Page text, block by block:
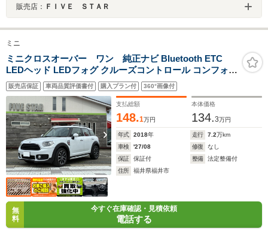
販売店： ＦＩＶＥ ＳＴＡＲ
ミニ
ミニクロスオーバー ワン 純正ナビ Bluetooth ETC
LEDヘッド LEDフォグ クルーズコントロール コンフォー
トアクセス 社外アルミ
販売店保証 車両品質評価書付 購入プラン付 360°画像付
支払総額
148.1万円
本体価格
134.3万円
年式 2018年 走行 7.2万km
車検
'27/08 修復
なし
保証
保証付 整備
法定整備付
住所
福井県福井市
無
料
今すぐ在庫確認・見積依頼
電話する